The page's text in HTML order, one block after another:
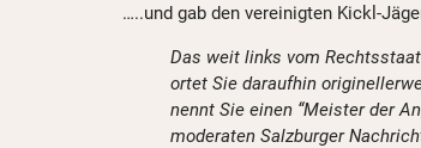
…..und gab den vereinigten Kickl-
Das weit links vom
ortet Sie daraufhin
nennt Sie einen “Meister der
moderaten Salzburger